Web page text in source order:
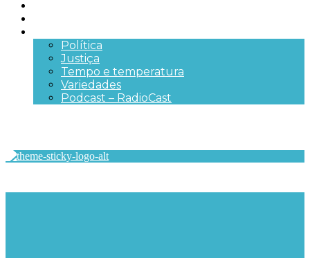
Política
Justiça
Tempo e temperatura
Variedades
Podcast – RadioCast